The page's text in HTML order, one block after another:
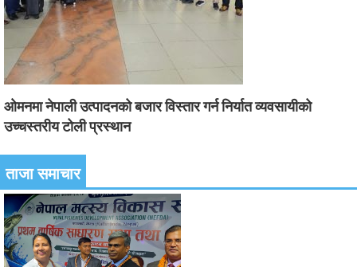
ओमनमा नेपाली उत्पादनको बजार विस्तार गर्न निर्यात व्यवसायीको
उच्चस्तरीय टोली प्रस्थान
ताजा समाचार